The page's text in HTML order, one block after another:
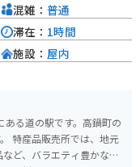
る道の駅です。高鍋町の
ど、バラエティ豊かな
混雑： 普通
滞在： 1時間
施設： 屋内